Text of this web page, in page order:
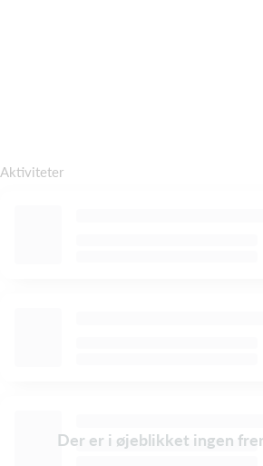
Aktiviteter
Der er i øjeblikket ingen